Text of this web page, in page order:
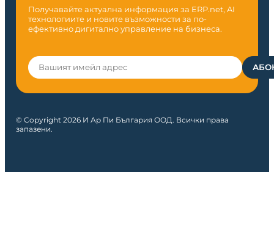
Получавайте актуална информация за ERP.net, AI
технологиите и новите възможности за по-
ефективно дигитално управление на бизнеса.
© Copyright 2026 И Ар Пи България ООД. Всички права
запазени.